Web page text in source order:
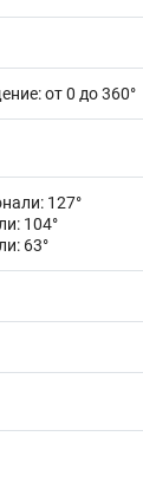
от 0 до 360°
127°
104°
63°